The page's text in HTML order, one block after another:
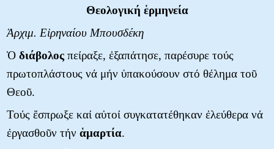
Θεολογική ἑρμηνεία
Ἀρχιμ. Εἰρηναίου Μπουσδέκη
Ὁ διάβολος πείραξε, ἐξαπάτησε, παρέσυρε τούς
πρωτοπλάστους νά μήν ὑπακούσουν στό θέλημα τοῦ
Θεοῦ.
Τούς ἔσπρωξε καί αὐτοί συγκατατέθηκαν ἐλεύθερα νά
ἐργασθοῦν τήν ἁμαρτία.